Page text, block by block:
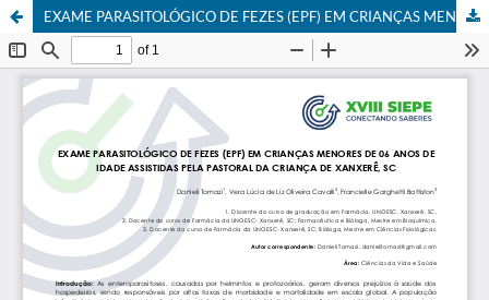
EXAME PARASITOLÓGICO DE FEZES (EPF) EM CRIANÇAS MENORES DE 06 ANOS DE IDADE ASSISTIDAS PELA PASTORAL DA CRIANÇA DE XANXERÊ, SC